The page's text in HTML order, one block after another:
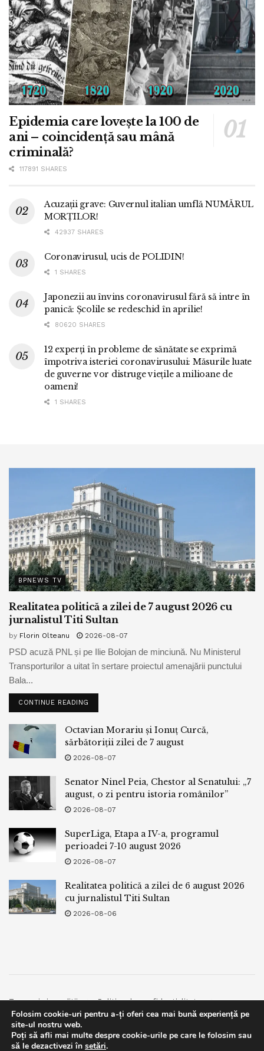
Epidemia care lovește la 100 de
ani – coincidență sau mână
criminală?
117891 SHARES
Acuzații grave: Guvernul italian umflă NUMĂRUL
MORȚILOR!
42937 SHARES
Coronavirusul, ucis de POLIDIN!
1 SHARES
Japonezii au învins coronavirusul fără să intre în
panică: Școlile se redeschid în aprilie!
80620 SHARES
12 experți în probleme de sănătate se exprimă
împotriva isteriei coronavirusului: Măsurile luate
de guverne vor distruge viețile a milioane de
oameni!
1 SHARES
BPNEWS TV
Realitatea politică a zilei de 7 august 2026 cu
jurnalistul Titi Sultan
by Florin Olteanu 2026-08-07
PSD acuză PNL și pe Ilie Bolojan de minciună. Nu Ministerul
Transporturilor a uitat în sertare proiectul amenajării punctului
Bala...
CONTINUE READING
Octavian Morariu și Ionuț Curcă,
sărbătoriții zilei de 7 august
2026-08-07
Senator Ninel Peia, Chestor al Senatului: „7
august, o zi pentru istoria românilor”
2026-08-07
SuperLiga, Etapa a IV-a, programul
perioadei 7-10 august 2026
2026-08-07
Realitatea politică a zilei de 6 august 2026
cu jurnalistul Titi Sultan
2026-08-06
Termeni si conditii
Politica de confidentialitate
Facebook
Contact
© 2019bpnews- Business & Politics Newsbpnews.
Folosim cookie-uri pentru a-ți oferi cea mai bună experiență pe
site-ul nostru web.
Poți să afli mai multe despre cookie-urile pe care le folosim sau
să le dezactivezi în setări.
This website uses GDPR cookies. By continuing to use this